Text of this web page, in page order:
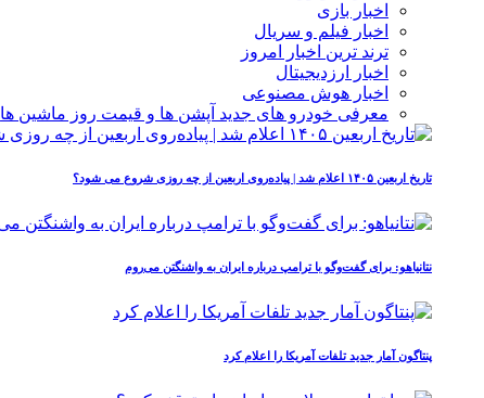
اخبار بازی
اخبار فیلم و سریال
ترند ترین اخبار امروز
اخبار ارزدیجیتال
اخبار هوش مصنوعی
معرفی خودرو های جدید آپشن‌ ها و قیمت روز ماشین‌ ها
تاریخ اربعین ۱۴۰۵ اعلام شد | پیاده‌روی اربعین از چه روزی شروع می‌ شود؟
نتانیاهو: برای گفت‌وگو با ترامپ درباره ایران به واشنگتن می‌روم
پنتاگون آمار جدید تلفات آمریکا را اعلام کرد